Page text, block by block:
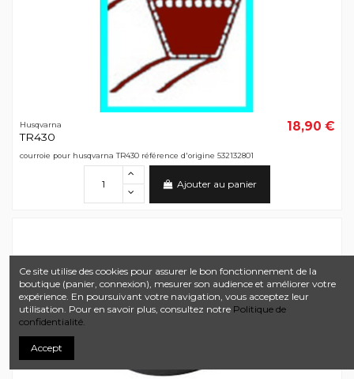
Husqvarna
TR430
18,90 €
courroie pour husqvarna TR430 référence d'origine 532132801
Ajouter au panier
Ce site utilise des cookies pour assurer le bon fonctionnement de la
boutique (panier, connexion), mesurer son audience et améliorer votre
expérience. En poursuivant votre navigation, vous acceptez leur
utilisation. Pour en savoir plus, consultez notre Politique de
confidentialité.
Accept